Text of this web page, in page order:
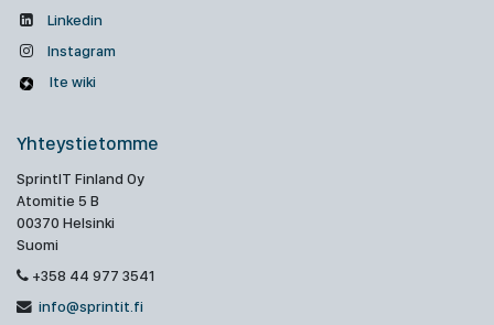
Linkedin
Instagram
Ite wiki
Yhteystietomme
SprintIT Finland Oy
Atomitie 5 B
00370 Helsinki
Suomi
+358 44 977 3541
info@sprintit.fi